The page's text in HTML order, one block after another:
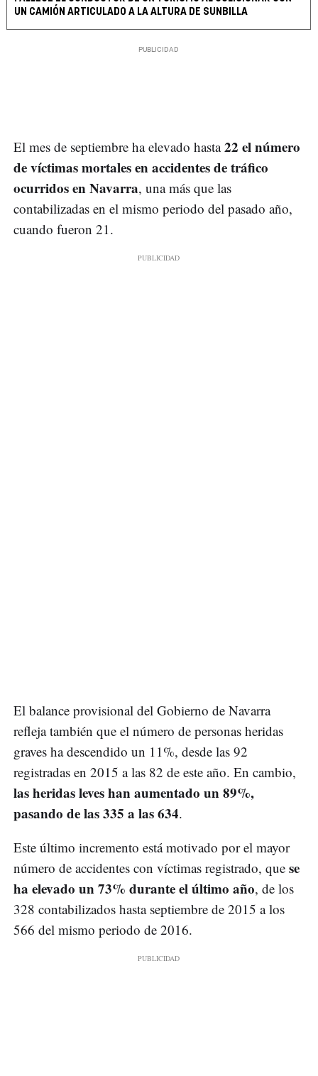
UN CAMIÓN ARTICULADO A LA ALTURA DE SUNBILLA
El mes de septiembre ha elevado hasta22 el número
de víctimas mortales en accidentes de tráfico
ocurridos en Navarra, una más que las
contabilizadas en el mismo periodo del pasado año,
cuando fueron 21.
El balance provisional del Gobierno de Navarra
refleja también que el número de personas heridas
graves ha descendido un 11%, desde las 92
registradas en 2015 a las 82 de este año. En cambio,
las heridas leves han aumentado un 89%,
pasando de las 335 a las 634.
Este último incremento está motivado por el mayor
número de accidentes con víctimas registrado, que se
ha elevado un 73% durante el último año, de los
328 contabilizados hasta septiembre de 2015 a los
566 del mismo periodo de 2016.